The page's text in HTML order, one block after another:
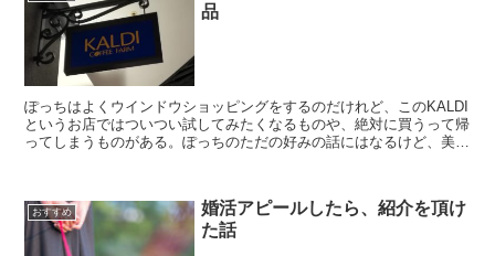
品
ぽっちはよくウインドウショッピングをするのだけれど、このKALDI
というお店ではついつい試してみたくなるものや、絶対に買うって帰
ってしまうものがある。ぽっちのただの好みの話にはなるけど、美味
おすすめ
婚活アピールしたら、紹介を頂け
た話